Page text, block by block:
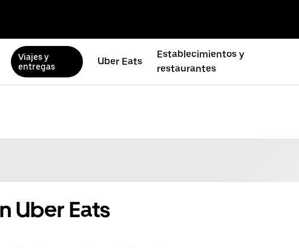
Viajes y
entregas
Uber Eats
Establecimientos y
restaurantes
Uber Eats